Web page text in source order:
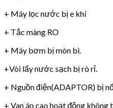
+ Máy lọc nước bị e khí
+ Tắc màng RO
+ Máy bơm bị mòn bi.
+Vòi lấy nước sạch bị rò rỉ.
+ Nguồn điện(ADAPTOR) bị
+ Van áp cao hoạt động không